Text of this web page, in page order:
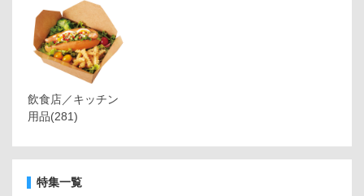
飲食店／キッチン
用品(281)
特集一覧